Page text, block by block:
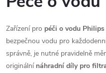
Zařízení pro péči o vodu Philips
bezpečnou vodu pro
správně, je nutné pravidelně
originální náhradní díly pro